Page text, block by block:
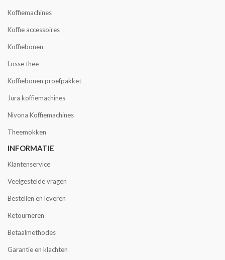
Koffiemachines
Koffie accessoires
Koffiebonen
Losse thee
Koffiebonen proefpakket
Jura koffiemachines
Nivona Koffiemachines
Theemokken
INFORMATIE
Klantenservice
Veelgestelde vragen
Bestellen en leveren
Retourneren
Betaalmethodes
Garantie en klachten